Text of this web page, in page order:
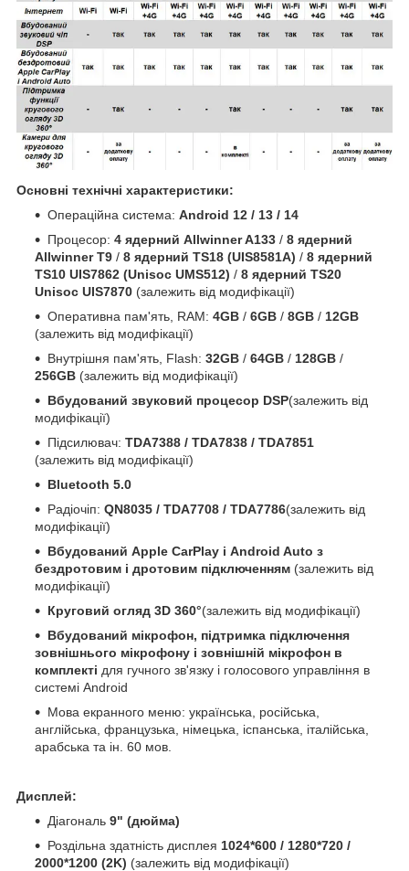
Основні технічні характеристики:
Операційна система: Android 12 / 13 / 14
Процесор: 4 ядерний Allwinner A133 / 8 ядерний
Allwinner T9 / 8 ядерний TS18 (UIS8581A) / 8 ядерний
TS10 UIS7862 (Unisoc UMS512) / 8 ядерний TS20
Unisoc UIS7870 (залежить від модифікації)
Оперативна пам'ять, RAM: 4GB / 6GB / 8GB / 12GB
(залежить від модифікації)
Внутрішня пам'ять, Flash: 32GB / 64GB / 128GB /
256GB (залежить від модифікації)
Вбудований звуковий процесор DSP(залежить від
модифікації)
Підсилювач: TDA7388 / TDA7838 / TDA7851
(залежить від модифікації)
Bluetooth 5.0
Радіочіп: QN8035 / TDA7708 / TDA7786(залежить від
модифікації)
Вбудований Apple CarPlay і Android Auto з
бездротовим і дротовим підключенням (залежить від
модифікації)
Круговий огляд 3D 360°(залежить від модифікації)
Вбудований мікрофон, підтримка підключення
зовнішнього мікрофону і зовнішній мікрофон в
комплекті для гучного зв'язку і голосового управління в
системі Android
Мова екранного меню: українська, російська,
англійська, французька, німецька, іспанська, італійська,
арабська та ін. 60 мов.
Дисплей:
Діагональ 9" (дюйма)
Роздільна здатність дисплея 1024*600 / 1280*720 /
2000*1200 (2K) (залежить від модифікації)